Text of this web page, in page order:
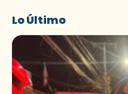
Lo Último